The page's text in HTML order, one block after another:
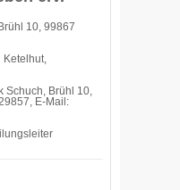
10, 99867
Ketelhut,
Schuch, Brühl 10,
E-Mail: